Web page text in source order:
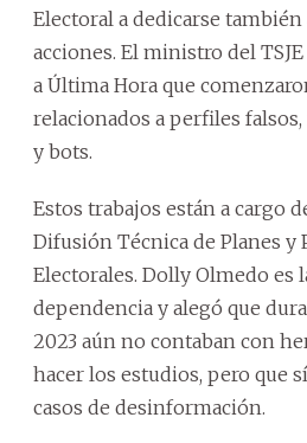
Electoral a dedicarse también
acciones. El ministro del
a Última Hora que
relacionados a perfiles
y bots.
Estos trabajos están a cargo
Difusión Técnica de Planes y
Electorales. Dolly Olmedo es
dependencia y alegó que
2023 aún no contaban con
hacer los estudios, pero que
casos de desinformación.